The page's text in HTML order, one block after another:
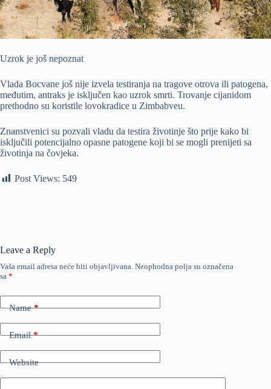
Uzrok je još nepoznat
Vlada Bocvane još nije izvela testiranja na tragove otrova ili patogena,
međutim, antraks je isključen kao uzrok smrti. Trovanje cijanidom
prethodno su koristile lovokradice u Zimbabveu.
Znanstvenici su pozvali vladu da testira životinje što prije kako bi
isključili potencijalno opasne patogene koji bi se mogli prenijeti sa
životinja na čovjeka.
Post Views: 549
Leave a Reply
Vaša email adresa neće biti objavljivana. Neophodna polja su označena
sa *
Name*
Email*
Website